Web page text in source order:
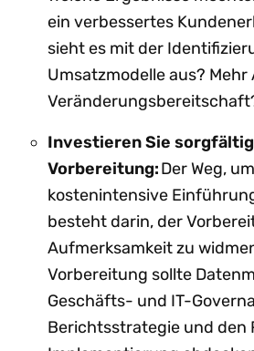
ein verbessertes
sieht es mit der
Umsatzmodelle aus?
Investieren Sie
Vorbereitung:Der Weg,
kostenintensive
besteht darin, der
Aufmerksamkeit zu
Vorbereitung sollte
Geschäfts- und IT-
Berichtsstrategie und den